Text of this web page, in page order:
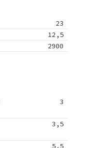
23
12,5
2900
3
3,5
5,5